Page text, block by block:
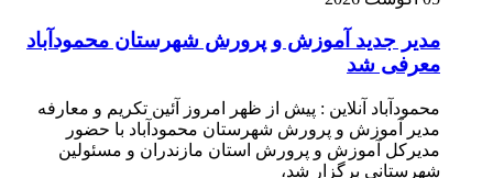
مدیر جدید آموزش و پرورش شهرستان محمودآباد
معرفی شد
محمودآباد آنلاین : پیش از ظهر امروز آئین تکریم و معارفه
مدیر آموزش و پرورش شهرستان محمودآباد با حضور
مدیرکل آموزش و پرورش استان مازندران و مسئولین
شهرستانی برگزار شد،